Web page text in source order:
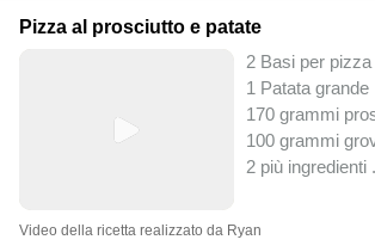
Pizza al prosciutto e patate
2 Basi per
1 Patata grande
170 grammi
100 grammi
2 più ingredienti
Video della ricetta realizzato da Ryan